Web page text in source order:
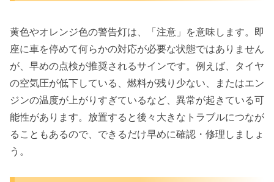
黄色やオレンジ色の警告灯は、「注意」を意味します。即
座に車を停めて何らかの対応が必要な状態ではありません
が、早めの点検が推奨されるサインです。例えば、タイヤ
の空気圧が低下している、燃料が残り少ない、またはエン
ジンの温度が上がりすぎているなど、異常が起きている可
能性があります。放置すると後々大きなトラブルにつなが
ることもあるので、できるだけ早めに確認・修理しましょ
う。